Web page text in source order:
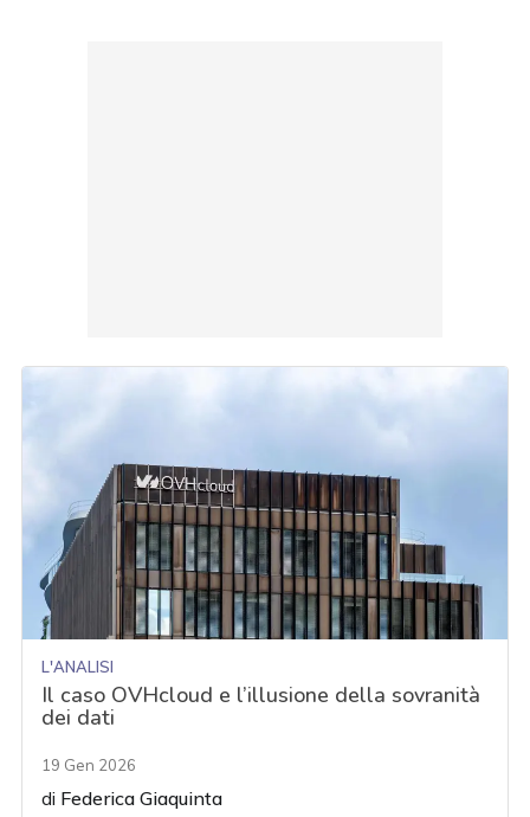
L'ANALISI
Il caso OVHcloud e l’illusione della sovranità
dei dati
19 Gen 2026
di Federica Giaquinta